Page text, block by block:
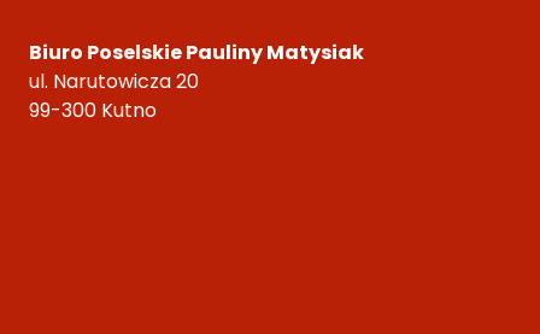
Biuro Poselskie Pauliny Matysiak
ul. Narutowicza 20
99-300 Kutno